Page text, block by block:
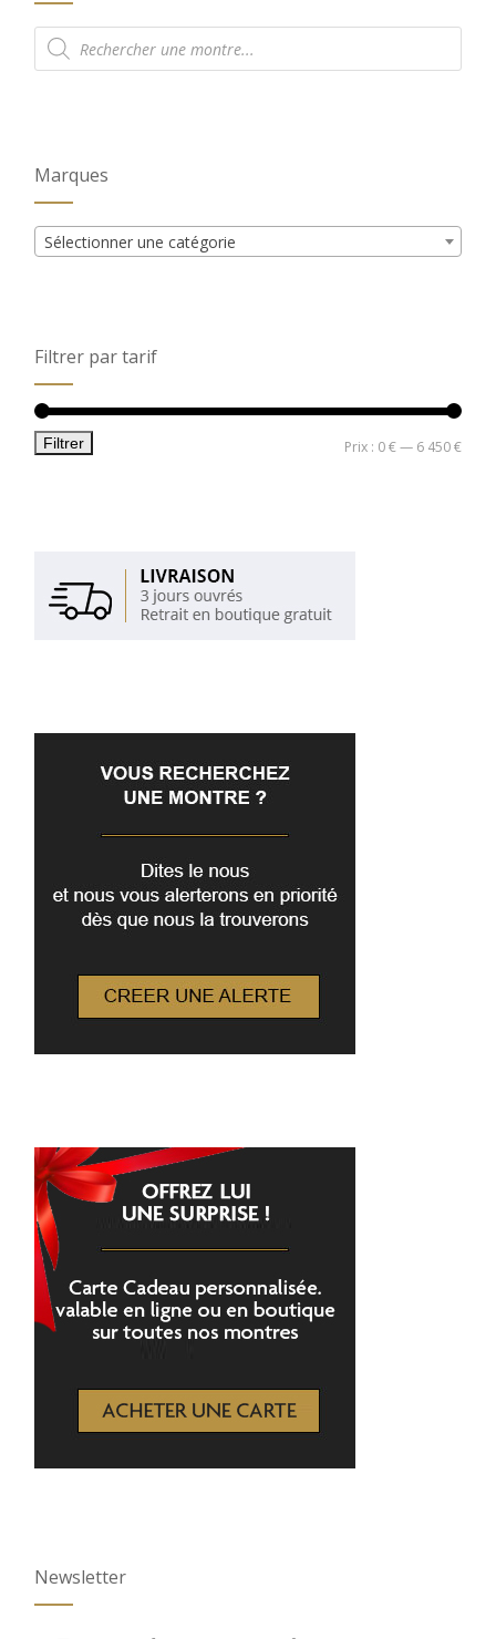
Recherche
de
produits
Marques
Sélectionner une catégorie
Filtrer par tarif
Prix
Prix
Filtrer Prix : 0 €— 6 450 €
Newsletter